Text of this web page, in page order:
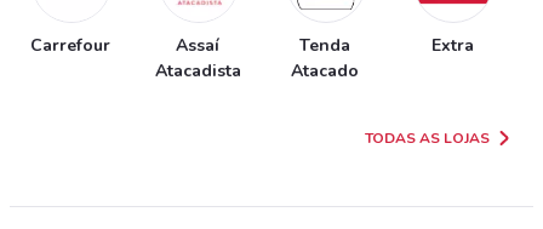
Carrefour
Assaí
Atacadista
Tenda
Atacado
Extra
TODAS AS LOJAS